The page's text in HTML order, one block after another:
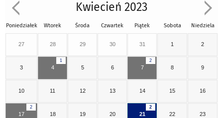
Kwiecień 2023
Poniedziałek Wtorek Środa Czwartek Piątek Sobota Niedziela
27 28 29 30 31 1 2
3
1
4 5 6
2
7 8 9
10 11 12 13 14 15 16
2
17 18 19 20
2
21 22 23